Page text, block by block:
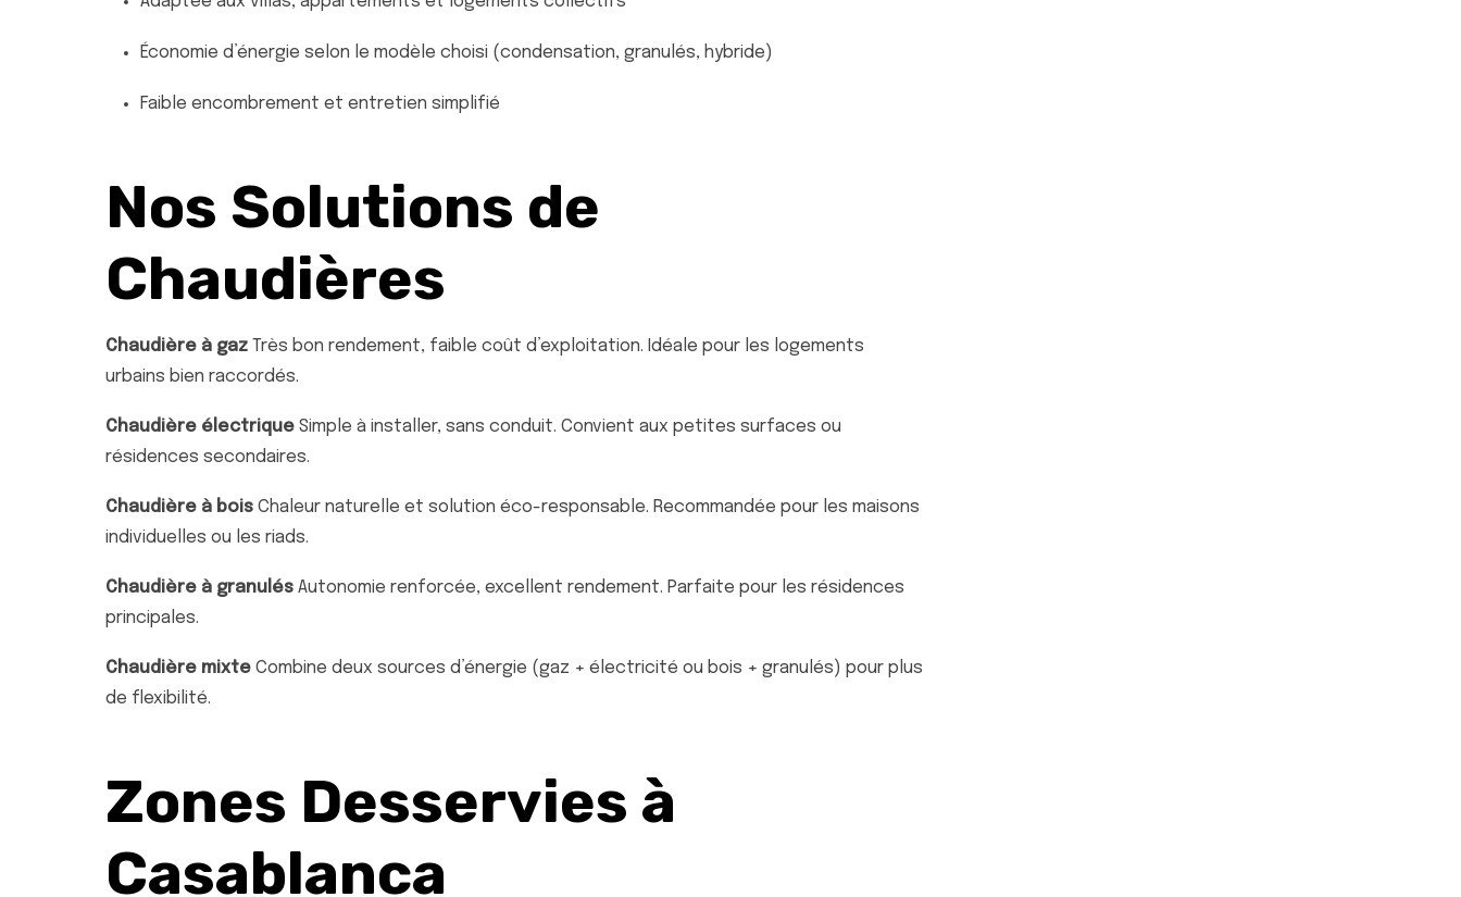
Économie d’énergie selon le modèle choisi (condensation, granulés, hybride)
Faible encombrement et entretien simplifié
Nos Solutions de
Chaudières
Chaudière à gaz Très bon rendement, faible coût d’exploitation. Idéale pour les logements
urbains bien raccordés.
Chaudière électrique Simple à installer, sans conduit. Convient aux petites surfaces ou
résidences secondaires.
Chaudière à bois Chaleur naturelle et solution éco-responsable. Recommandée pour les maisons
individuelles ou les riads.
Chaudière à granulés Autonomie renforcée, excellent rendement. Parfaite pour les résidences
principales.
Chaudière mixte Combine deux sources d’énergie (gaz + électricité ou bois + granulés) pour plus
de flexibilité.
Zones Desservies à
Casablanca